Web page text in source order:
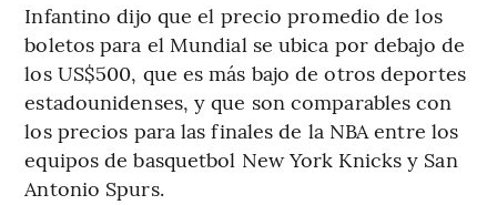
Infantino dijo que el precio promedio de los
boletos para el Mundial se ubica por debajo de
los US$500, que es más bajo de otros deportes
estadounidenses, y que son comparables con
los precios para las finales de la NBA entre los
equipos de basquetbol New York Knicks y San
Antonio Spurs.